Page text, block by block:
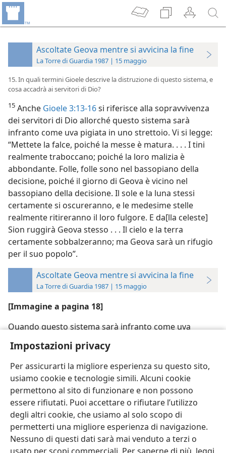
Impostazioni privacy
Per assicurarti la migliore esperienza su questo sito,
usiamo cookie e tecnologie simili. Alcuni cookie
permettono al sito di funzionare e non possono
essere rifiutati. Puoi accettare o rifiutare l’utilizzo
degli altri cookie, che usiamo al solo scopo di
permetterti una migliore esperienza di navigazione.
Nessuno di questi dati sarà mai venduto a terzi o
Ascoltate Geova mentre si avvicina la fine
La Torre di Guardia 1987 | 15 maggio
15. In quali termini Gioele descrive la distruzione di questo sistema, e
cosa accadrà ai servitori di Dio?
15 Anche Gioele 3:13-16si riferisce alla sopravvivenza
dei servitori di Dio allorché questo sistema sarà
infranto come uva pigiata in uno strettoio. Vi si legge:
“Mettete la falce, poiché la messe è matura. . . . I tini
realmente traboccano; poiché la loro malizia è
abbondante. Folle, folle sono nel bassopiano della
decisione, poiché il giorno di Geova è vicino nel
bassopiano della decisione. Il sole e la luna stessi
certamente si oscureranno, e le medesime stelle
realmente ritireranno il loro fulgore. E da[lla celeste]
Sion ruggirà Geova stesso . . . Il cielo e la terra
certamente sobbalzeranno; ma Geova sarà un rifugio
per il suo popolo”.
Ascoltate Geova mentre si avvicina la fine
La Torre di Guardia 1987 | 15 maggio
[Immagine a pagina 18]
Quando questo sistema sarà infranto come uva
suo popolo”
Italiano Impostazioni
Copyright© 2026 Watch Tower Bible and Tract Society of Pennsylvania
Condizioni d’uso Informativa sulla privacy
Impostazioni privacy
Accedi